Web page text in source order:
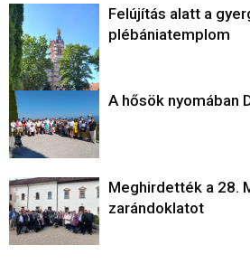
Felújítás alatt a
plébániatemplom
A hősök nyomában
Meghirdették a 28.
zarándoklatot